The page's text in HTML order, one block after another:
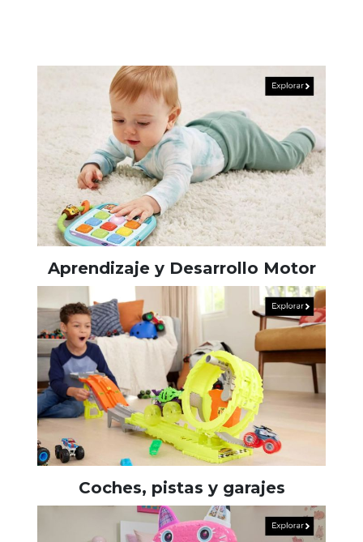
Aprendizaje y Desarrollo Motor
Coches, pistas y garajes